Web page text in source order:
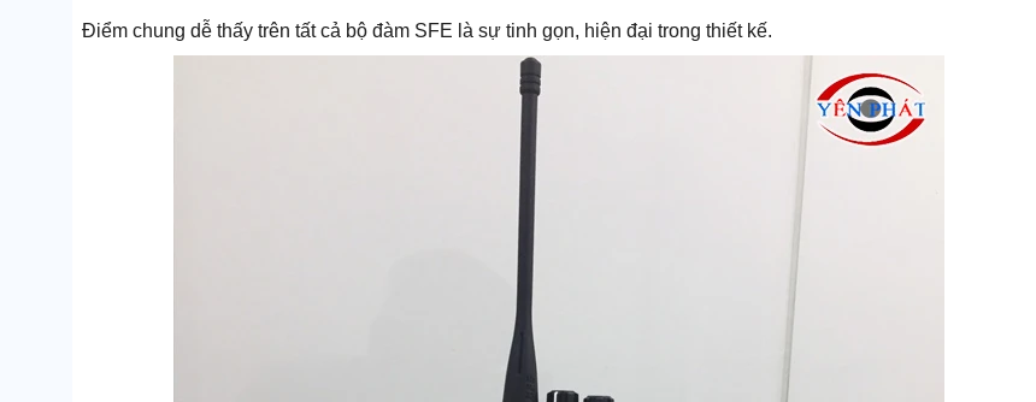
Điểm chung dễ thấy trên tất cả bộ đàm SFE là sự tinh gọn, hiện đại trong thiết kế.